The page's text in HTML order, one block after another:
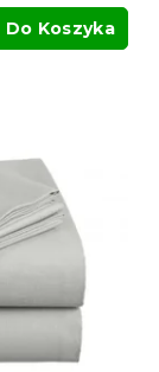
Do Koszyka